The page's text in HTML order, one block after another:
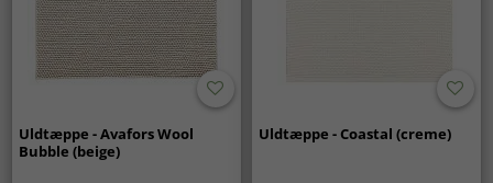
Uldtæppe - Avafors Wool
Bubble (beige)
Uldtæppe - Coastal (creme)